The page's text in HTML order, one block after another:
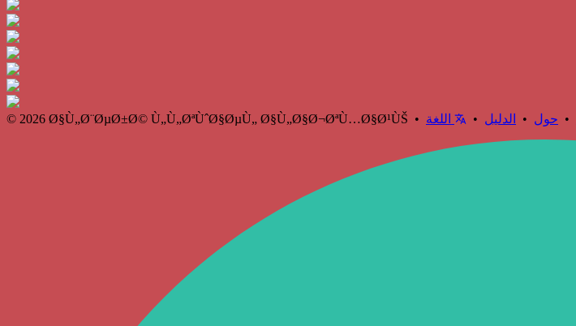
© 2026 Ø§Ù„Ø¨ØµØ±Ø© Ù„Ù„ØªÙˆØ§ØµÙ„ Ø§Ù„Ø§Ø¬ØªÙ…Ø§Ø¹ÙŠ • • حول • الدليل • اللغة